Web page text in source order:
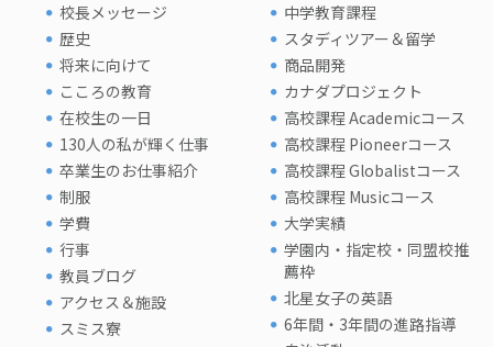
校長メッセージ
歴史
将来に向けて
こころの教育
在校生の一日
130人の私が輝く仕事
卒業生のお仕事紹介
制服
学費
行事
教員ブログ
アクセス＆施設
スミス寮
中学教育課程
スタディツアー＆留学
商品開発
カナダプロジェクト
高校課程 Academicコース
高校課程 Pioneerコース
高校課程 Globalistコース
高校課程 Musicコース
大学実績
学園内・指定校・同盟校推
薦枠
北星女子の英語
6年間・3年間の進路指導